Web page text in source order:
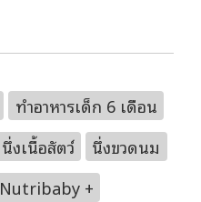
ทำอาหารเด็ก 6 เดือน
นึ่งเนื้อสัตว์
นึ่งขวดนม
Nutribaby +